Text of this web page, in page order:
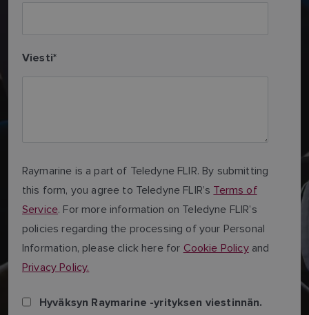
Viesti*
Raymarine is a part of Teledyne FLIR. By submitting
this form, you agree to Teledyne FLIR’s Terms of
Service. For more information on Teledyne FLIR’s
policies regarding the processing of your Personal
Information, please click here for Cookie Policyand
Privacy Policy.
Hyväksyn Raymarine -yrityksen viestinnän.